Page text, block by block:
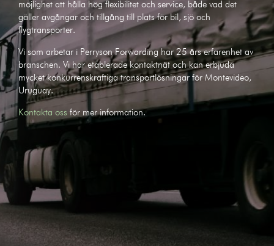
möjlighet att hålla hög flexibilitet och service, både vad det
gäller avgångar och tillgång till plats för bil, sjö och
flygtransporter.
Vi som arbetar i Perryson Forwarding har 25 års erfarenhet av
branschen. Vi har etablerade kontaktnät och kan erbjuda
mycket konkurrenskraftiga transportlösningar för Montevideo,
Uruguay.
Kontakta oss för mer information.